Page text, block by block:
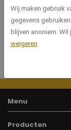
Artikelnummer
Menu
Producten
Wij maken gebruik
gegevens
blijven anoniem.
weigeren